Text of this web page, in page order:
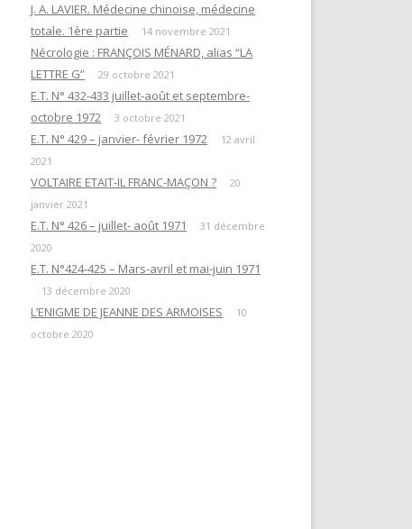
LES DOUZE TRAVAUX D’HERCULE
« QUESTIONS DE RITUELS »
SUIVANT L’ŒUVRE DE R. GUÉNON
ET SES LETTRES À M. MAUGY / D.
MAÇONNERIE PAR L’HERMÉTISME
MAÇONNERIE”
AVERTISSEMENT
J. A. LAVIER. Médecine chinoise, médecine
totale. 1ère partie
14 novembre 2021
Nécrologie : FRANÇOIS MÉNARD, alias “LA
LETTRE G”
29 octobre 2021
E.T. N° 432-433 juillet-août et septembre-
octobre 1972
3 octobre 2021
E.T. N° 429 – janvier- février 1972
12 avril
2021
VOLTAIRE ETAIT-IL FRANC-MAÇON ?
20
janvier 2021
E.T. N° 426 – juillet- août 1971
31 décembre
2020
E.T. N°424-425 – Mars-avril et mai-juin 1971
13 décembre 2020
L’ENIGME DE JEANNE DES ARMOISES
10
octobre 2020